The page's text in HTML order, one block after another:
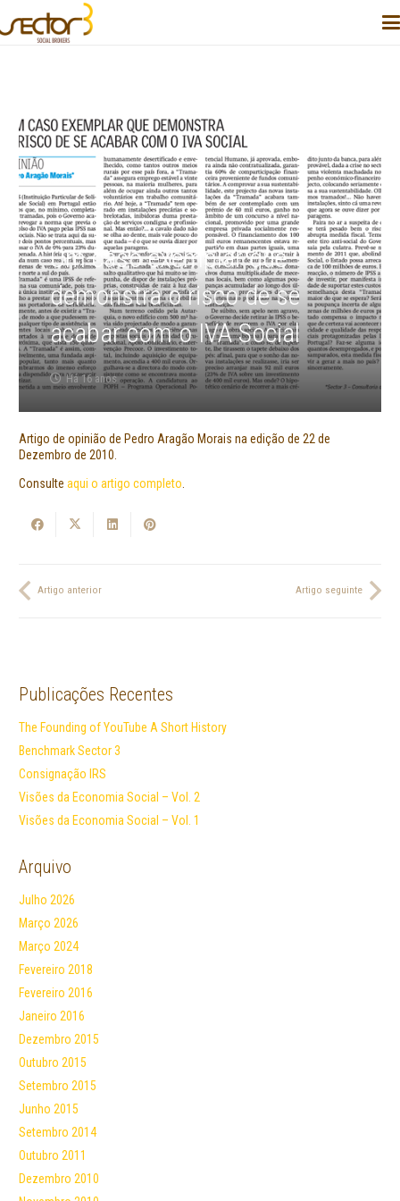
Um caso exemplar que
demonstra o risco de se
acabar com o IVA Social
Há 16 anos
Artigo de opinião de Pedro Aragão Morais na edição de 22 de
Dezembro de 2010.
Consulte aqui o artigo completo.
Artigo anterior Artigo seguinte
Publicações Recentes
The Founding of YouTube A Short History
Benchmark Sector 3
Consignação IRS
Visões da Economia Social – Vol. 2
Visões da Economia Social – Vol. 1
Arquivo
Julho 2026
Março 2026
Março 2024
Fevereiro 2018
Fevereiro 2016
Janeiro 2016
Dezembro 2015
Outubro 2015
Setembro 2015
Junho 2015
Setembro 2014
Outubro 2011
Dezembro 2010